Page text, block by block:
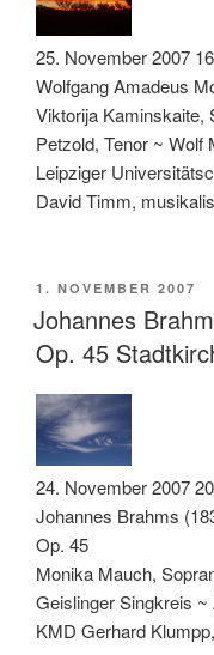
25. November 2007
Wolfgang Amadeus
Viktorija Kaminskaite,
Petzold, Tenor ~ Wolf
Leipziger
David Timm,
VERÖFFENTLICHT
AM
1. NOVEMBER 2007
Johannes
Op. 45
24. November 2007
Johannes Brahms
Op. 45
Monika Mauch,
Geislinger Singkreis
KMD Gerhard